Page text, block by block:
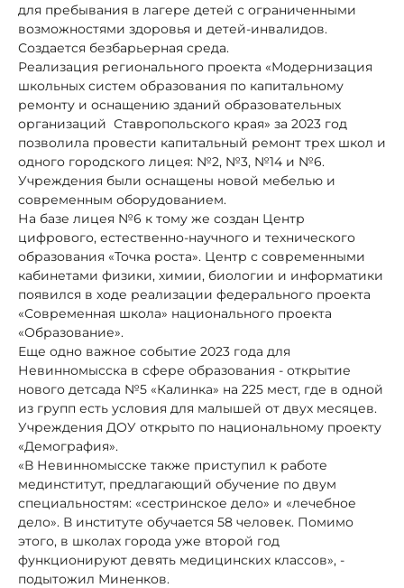
для пребывания в лагере детей с ограниченными
возможностями здоровья и детей-инвалидов.
Создается безбарьерная среда.
Реализация регионального проекта «Модернизация
школьных систем образования по капитальному
ремонту и оснащению зданий образовательных
организаций Ставропольского края» за 2023 год
позволила провести капитальный ремонт трех школ и
одного городского лицея: №2, №3, №14 и №6.
Учреждения были оснащены новой мебелью и
современным оборудованием.
На базе лицея №6 к тому же создан Центр
цифрового, естественно-научного и технического
образования «Точка роста». Центр с современными
кабинетами физики, химии, биологии и информатики
появился в ходе реализации федерального проекта
«Современная школа» национального проекта
«Образование».
Еще одно важное событие 2023 года для
Невинномысска в сфере образования - открытие
нового детсада №5 «Калинка» на 225 мест, где в одной
из групп есть условия для малышей от двух месяцев.
Учреждения ДОУ открыто по национальному проекту
«Демография».
«В Невинномысске также приступил к работе
мединститут, предлагающий обучение по двум
специальностям: «сестринское дело» и «лечебное
дело». В институте обучается 58 человек. Помимо
этого, в школах города уже второй год
функционируют девять медицинских классов», -
подытожил Миненков.